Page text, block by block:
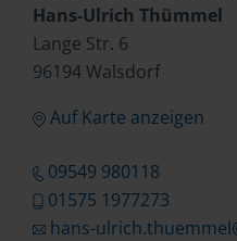
Hans-Ulrich Thümmel
Lange Str. 6
96194 Walsdorf
Auf Karte anzeigen
09549 980118
01575 1977273
hans-